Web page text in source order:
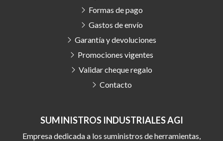
SUMINISTROS INDUSTRIALES AGI
Empresa dedicada a los suministros de herramientas,
Formas de pago
Gastos de envío
Garantía y devoluciones
Promociones vigentes
Validar cheque regalo
Contacto